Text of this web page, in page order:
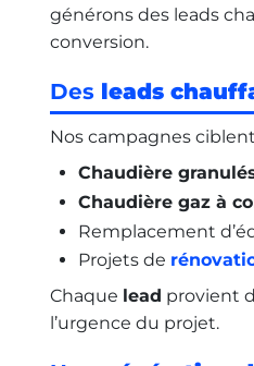
générons des leads
conversion.
Des leads
Nos campagnes
Chaudière
Chaudière gaz à
Remplacement
Projets de
Chaque lead provient
l’urgence du projet.